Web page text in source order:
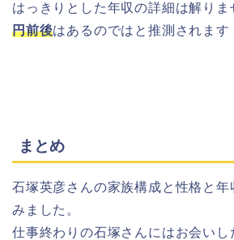
はっきりとした年収の詳細は解りま
円前後はあるのではと推測されます
まとめ
石塚英彦さんの家族構成と性格と年
みました。
仕事終わりの石塚さんにはお会いし